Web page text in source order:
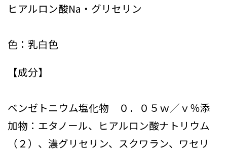
ヒアルロン酸Na・グリセリン
色：乳白色
【成分】
ベンゼトニウム塩化物 ０．０５ｗ／ｖ％添
加物：エタノール、ヒアルロン酸ナトリウム
（２）、濃グリセリン、スクワラン、ワセリ